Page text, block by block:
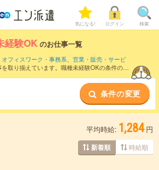
気になる! ログイン 検索
経験OK のお仕事一覧
オフィスワーク・事務系、 営業・販売・サービ
取り揃えています。職種未経験OKの条件の他
条件の変更
平均時給: 1,284 円
新着順 時給順